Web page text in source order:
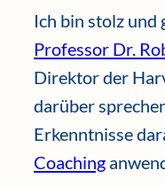
Ich bin stolz und
Professor Dr.
Direktor der
darüber
Erkenntnisse
Coaching